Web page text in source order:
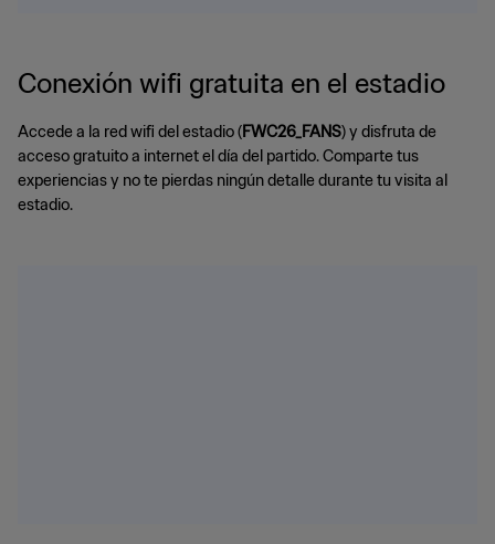
Conexión wifi gratuita en el estadio
Accede a la red wifi del estadio (FWC26_FANS) y disfruta de
acceso gratuito a internet el día del partido. Comparte tus
experiencias y no te pierdas ningún detalle durante tu visita al
estadio.